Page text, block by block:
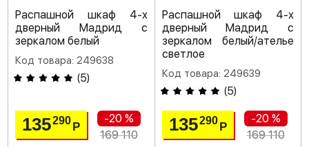
Распашной шкаф 4-х
дверный Мадрид с
зеркалом белый
Код товара: 249638
(5)
135290 Р
-20 %
169 110
Распашной шкаф 4-х
дверный Мадрид с
зеркалом белый/ателье
светлое
Код товара: 249639
(5)
135290 Р
-20 %
169 110